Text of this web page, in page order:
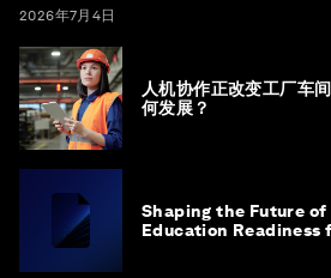
2026年7月4日
人机协作正改变工厂车
何发展？
Shaping the Future of
Education Readiness